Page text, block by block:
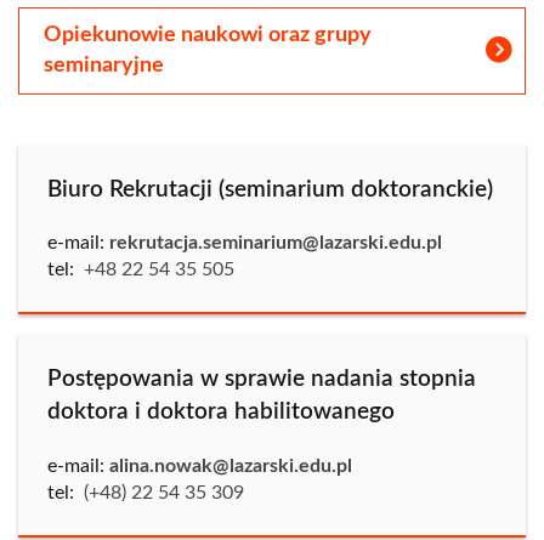
Opiekunowie naukowi oraz grupy
seminaryjne
Biuro Rekrutacji (seminarium doktoranckie)
e-mail: rekrutacja.seminarium@lazarski.edu.pl
tel: +48 22 54 35 505
Postępowania w sprawie nadania stopnia
doktora i doktora habilitowanego
e-mail: alina.nowak@lazarski.edu.pl
tel: (+48) 22 54 35 309